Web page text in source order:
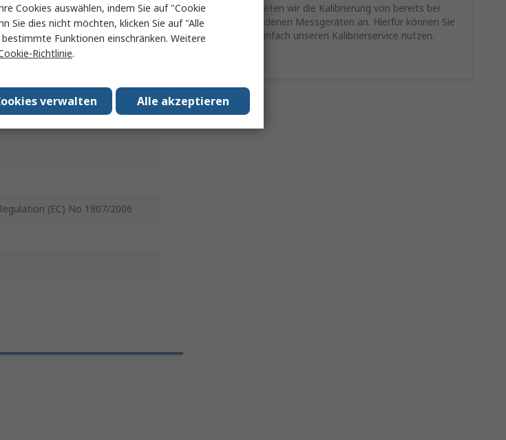
Als Service bieten wir die Kalibrierung von bereits bei
Ihnen vorhandenen Messgeräten an. Hierfür können Sie
schnell und einfach unseren Kalibrierservice nutzen.
(EC) No 1907/2006
Cookies auswählen, indem Sie auf "Cookie
Sie dies nicht möchten, klicken Sie auf "Alle
Funktionen einschränken. Weitere
Richtlinie.
Alle akzeptieren
verwalten